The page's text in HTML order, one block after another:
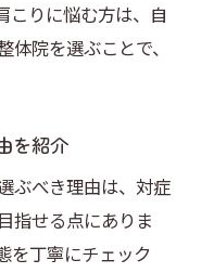
こりに悩む方は、自
院を選ぶことで、
を紹介
ぶべき理由は、対症
指せる点にありま
を丁寧にチェック